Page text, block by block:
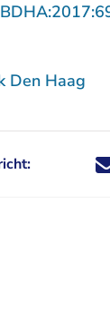
Den Haag
Deel